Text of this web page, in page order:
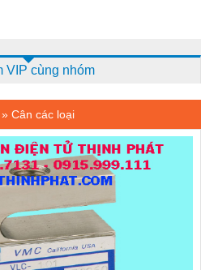
VIP cùng nhóm
» Cân các loại